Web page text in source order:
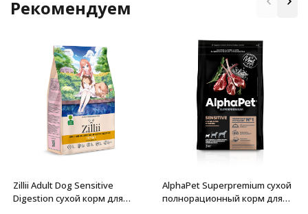
Рекомендуем
Zillii Adult Dog Sensitive
Digestion сухой корм для
AlphaPet Superpremium сухой
полнорационный корм для